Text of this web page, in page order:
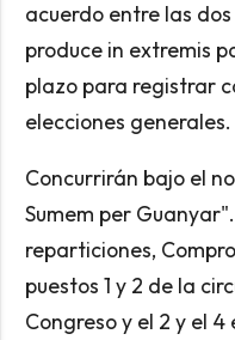
acuerdo entre las
produce in extremis
plazo para registrar
elecciones generales.
Concurrirán bajo el
Sumem per
reparticiones,
puestos 1 y 2 de la
Congreso y el 2 y el 4